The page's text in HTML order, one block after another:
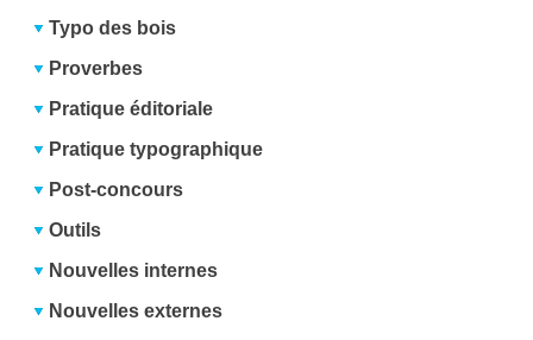
Typo des bois
Proverbes
Pratique éditoriale
Pratique typographique
Post-concours
Outils
Nouvelles internes
Nouvelles externes